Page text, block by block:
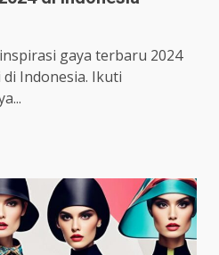
gaya terbaru 2024
Indonesia. Ikuti